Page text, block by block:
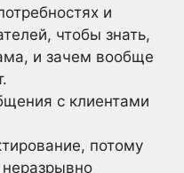
и
чтобы знать,
и зачем вообще
с клиентами
потому
неразрывно